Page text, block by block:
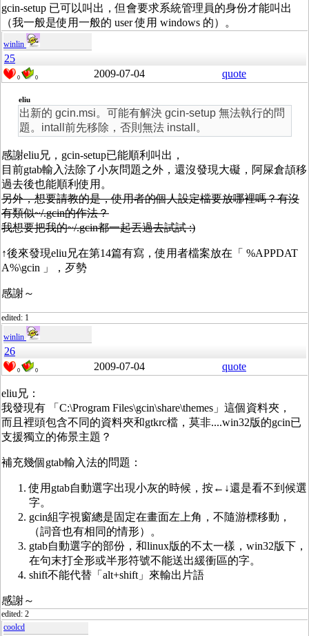
gcin-setup 已可以叫出，但會要求系統管理員的身份才能叫出
（我一般是使用一般的 user 使用 windows 的）。
winlin
25
0 0 2009-07-04 quote
eliu
出新的 gcin.msi。可能有解決 gcin-setup 無法執行的問
題。intall前先移除，否則無法 install。
感謝eliu兄，gcin-setup已能順利叫出，
目前gtab輸入法除了小灰問題之外，還沒發現大礙，阿屎倉頡移
過去後也能順利使用。
另外，想要請教的是，使用者的個人設定檔要放哪裡嗎？有沒
有類似~/.gcin的作法？
我想要把我的~/.gcin都一起丟過去試試 :)
↑後來發現eliu兄在第14篇有寫，使用者檔案放在「 %APPDAT
A%\gcin 」，歹勢
感謝～
edited: 1
winlin
26
0 0 2009-07-04 quote
eliu兄：
我發現有 「C:\Program Files\gcin\share\themes」這個資料夾，
而且裡頭包含不同的資料夾和gtkrc檔，莫非....win32版的gcin已
支援獨立的佈景主題？
補充幾個gtab輸入法的問題：
使用gtab自動選字出現小灰的時候，按←↓還是看不到候選
字。
gcin組字視窗總是固定在畫面左上角，不隨游標移動，
（詞音也有相同的情形）。
gtab自動選字的部份，和linux版的不太一樣，win32版下，
在句末打全形或半形符號不能送出緩衝區的字。
shift不能代替「alt+shift」來輸出片語
感謝～
edited: 2
coolcd